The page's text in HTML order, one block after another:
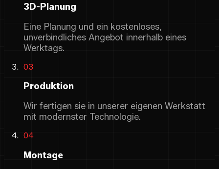
3D-Planung
Eine Planung und ein kostenloses,
unverbindliches Angebot innerhalb eines
Werktags.
03
Produktion
Wir fertigen sie in unserer eigenen Werkstatt
mit modernster Technologie.
04
Montage